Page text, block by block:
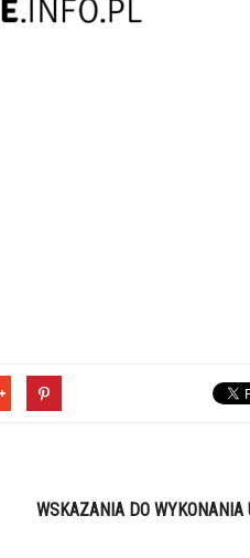
WSKAZANIA DO WYKONANIA